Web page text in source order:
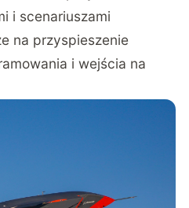
i scenariuszami
na przyspieszenie
i wejścia na